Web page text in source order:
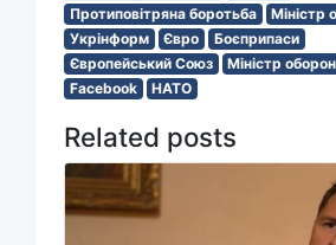
Протиповітряна боротьба
Міністр
Укрінформ
Євро
Боєприпаси
Європейський Союз
Міністр
Facebook
НАТО
Related posts